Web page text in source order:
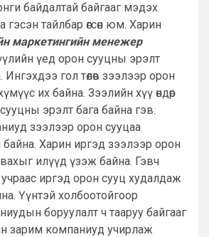
байдалтай байгааг мэдэх
тайлбар өгсөн юм. Харин
маркетингийн менежер
үед орон сууцны эрэлт
гол төлөв зээлээр орон
их байна. Зээлийн хүү өндөр
эрэлт бага байна гэв.
зээлээр орон сууцаа
Харин иргэд зээлээр орон
илүүд үзэж байна. Гэвч
учраас иргэд орон сууц худалдаж
Үүнтэй холбоотойгоор
боруулалт ч тааруу байгааг
зарим компаниуд учирлаж